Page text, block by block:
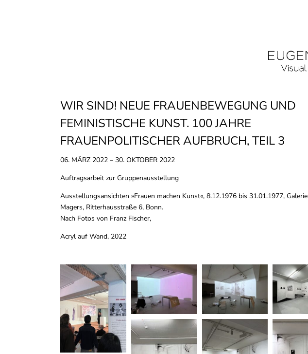
WIR SIND! NEUE FRAUENBEWEGUNG UND
FEMINISTISCHE KUNST. 100 JAHRE
FRAUENPOLITISCHER AUFBRUCH, TEIL 3
06. MÄRZ 2022 – 30. OKTOBER 2022
Auftragsarbeit zur Gruppenausstellung
Ausstellungsansichten »Frauen machen Kunst«, 8.12.1976 bis 31.01.1977, Galerie
Magers, Ritterhausstraße 6, Bonn.
Nach Fotos von Franz Fischer,
Acryl auf Wand, 2022